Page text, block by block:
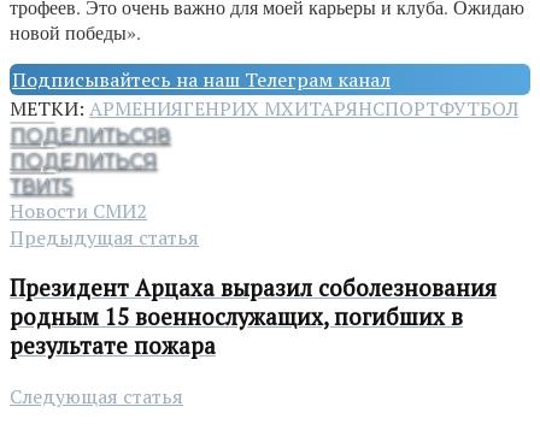
трофеев. Это очень важно для моей карьеры и клуба. Ожидаю
новой победы».
Подписывайтесь на наш Телеграм канал
МЕТКИ: АРМЕНИЯГЕНРИХ МХИТАРЯНСПОРТФУТБОЛ
ПОДЕЛИТЬСЯ8
ПОДЕЛИТЬСЯ
ТВИТ5
Новости СМИ2
Предыдущая статья
Президент Арцаха выразил соболезнования
родным 15 военнослужащих, погибших в
результате пожара
Следующая статья